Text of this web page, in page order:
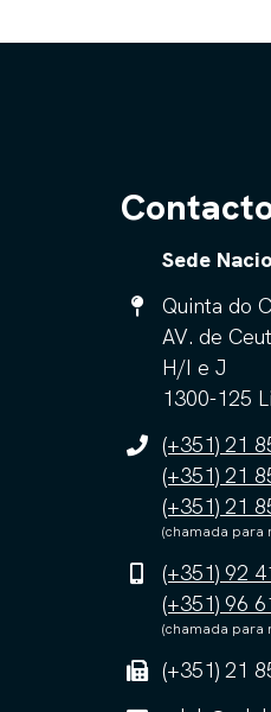
Sede
Quinta do
AV. de
H/I e J
1300-125
(+351) 21
(+351) 21
(+351) 21
(chamada para
(+351) 92
(+351) 96
(chamada para
(+351) 21